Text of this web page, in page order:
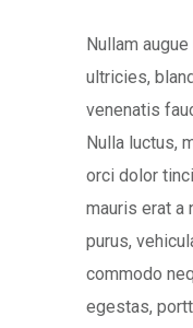
Nullam
ultricies,
venenatis
Nulla luctus,
orci dolor
mauris erat a
purus,
commodo
egestas,